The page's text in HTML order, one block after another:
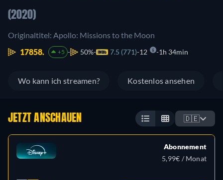
(2020)
Originaltitel: Apollo: Missions to the Moon
17858.
+5 50% 7.5 (771) 12 1h 34min
Wo kann ich streamen? Kostenlos ansehen
JETZT ANSCHAUEN 🇩🇪
Abonnement
5,99€ / Monat